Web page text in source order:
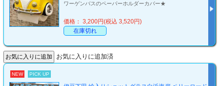
ワーゲンバスのペーパーホルダーカバー★
価格： 3,200円(税込 3,520円)
在庫切れ
お気に入りに追加済
NEW PICK UP